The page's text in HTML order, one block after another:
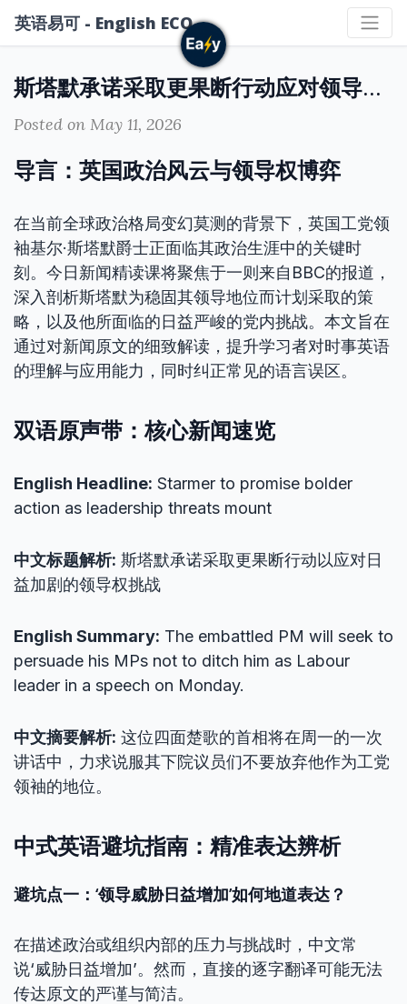
英语易可 - English ECO
斯塔默承诺采取更果断行动应对领导层挑战
Posted on May 11, 2026
导言：英国政治风云与领导权博弈
在当前全球政治格局变幻莫测的背景下，英国工党领
袖基尔·斯塔默爵士正面临其政治生涯中的关键时
刻。今日新闻精读课将聚焦于一则来自BBC的报道，
深入剖析斯塔默为稳固其领导地位而计划采取的策
略，以及他所面临的日益严峻的党内挑战。本文旨在
通过对新闻原文的细致解读，提升学习者对时事英语
的理解与应用能力，同时纠正常见的语言误区。
双语原声带：核心新闻速览
English Headline: Starmer to promise bolder
action as leadership threats mount
中文标题解析: 斯塔默承诺采取更果断行动以应对日
益加剧的领导权挑战
English Summary: The embattled PM will seek to
persuade his MPs not to ditch him as Labour
leader in a speech on Monday.
中文摘要解析: 这位四面楚歌的首相将在周一的一次
讲话中，力求说服其下院议员们不要放弃他作为工党
领袖的地位。
中式英语避坑指南：精准表达辨析
避坑点一：‘领导威胁日益增加’如何地道表达？
在描述政治或组织内部的压力与挑战时，中文常
说‘威胁日益增加’。然而，直接的逐字翻译可能无法
传达原文的严谨与简洁。